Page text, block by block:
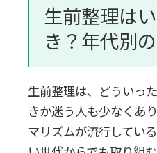
生前整理は
き？年代別
生前整理は、どういっ
きか迷う人も少なくあ
マリズムが流行してい